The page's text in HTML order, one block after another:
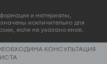
и материалы,
искличительно для
если не указано иное.
КОНСУЛЬТАЦИЯ